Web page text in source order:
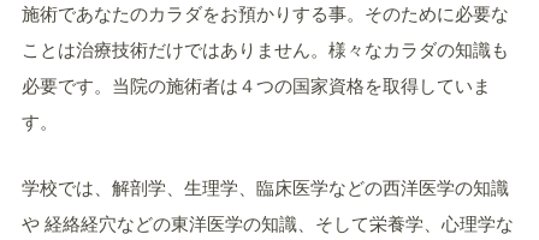
施術であなたのカラダをお預かりする事。そのために必要な
ことは治療技術だけではありません。様々なカラダの知識も
必要です。当院の施術者は４つの国家資格を取得していま
す。
学校では、解剖学、生理学、臨床医学などの西洋医学の知識
や 経絡経穴などの東洋医学の知識、そして栄養学、心理学な